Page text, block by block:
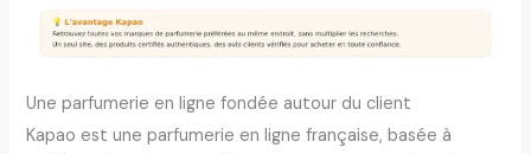
Une parfumerie en ligne fondée autour du client
Kapao est une parfumerie en ligne française, basée à